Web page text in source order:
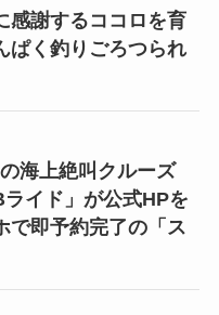
感謝するココロを育
ぱく釣りごろつられ
海上絶叫クルーズ
ライド」が公式HPを
で即予約完了の「ス